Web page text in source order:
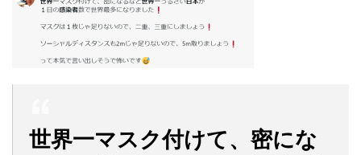
世界一マスク付けて、密にな